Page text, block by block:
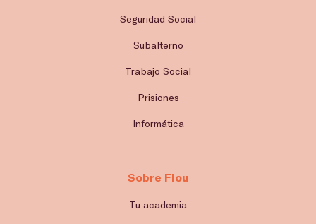
Seguridad Social
Subalterno
Trabajo Social
Prisiones
Informática
Sobre Flou
Tu academia